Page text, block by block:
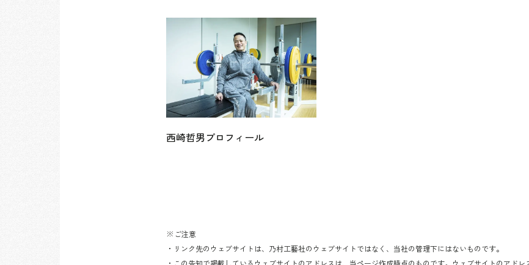
西崎哲男プロフィール
※ご注意
・リンク先のウェブサイトは、乃村工藝社のウェブサイトではなく、当社の管理下にはないものです。